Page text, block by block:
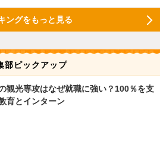
ングをもっと見る
部ピックアップ
観光専攻はなぜ就職に強い？100％を支
育とインターン